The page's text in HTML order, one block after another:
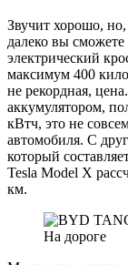
Звучит хорошо,
далеко вы
электрический
максимум 400
не рекордная,
аккумулятором,
кВтч, это не
автомобиля. С
который
Tesla Model X
км.
На дороге